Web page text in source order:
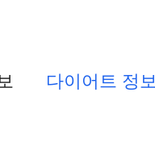
다이어트 정보